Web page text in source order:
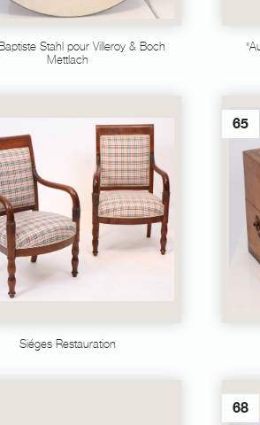
Stahl pour Villeroy & Boch
Mettlach
Siéges Restauration
65
68